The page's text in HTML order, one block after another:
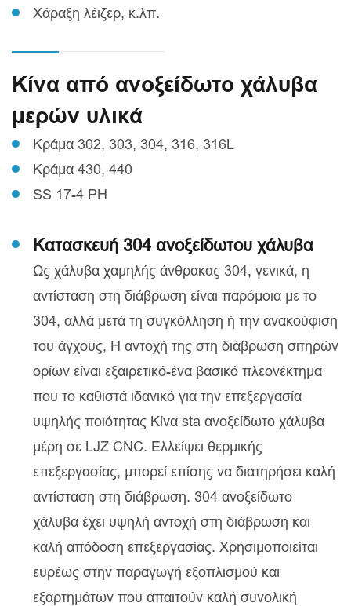
Χάραξη λέιζερ, κ.λπ.
Κίνα από ανοξείδωτο χάλυβα
μερών υλικά
Κράμα 302, 303, 304, 316, 316L
Κράμα 430, 440
SS 17-4 PH
Κατασκευή 304 ανοξείδωτου χάλυβα
Ως χάλυβα χαμηλής άνθρακας 304, γενικά, η
αντίσταση στη διάβρωση είναι παρόμοια με το
304, αλλά μετά τη συγκόλληση ή την ανακούφιση
του άγχους, Η αντοχή της στη διάβρωση σιτηρών
ορίων είναι εξαιρετικό-ένα βασικό πλεονέκτημα
που το καθιστά ιδανικό για την επεξεργασία
υψηλής ποιότητας Κίνα sta ανοξείδωτο χάλυβα
μέρη σε LJZ CNC. Ελλείψει θερμικής
επεξεργασίας, μπορεί επίσης να διατηρήσει καλή
αντίσταση στη διάβρωση. 304 ανοξείδωτο
χάλυβα έχει υψηλή αντοχή στη διάβρωση και
καλή απόδοση επεξεργασίας. Χρησιμοποιείται
ευρέως στην παραγωγή εξοπλισμού και
εξαρτημάτων που απαιτούν καλή συνολική